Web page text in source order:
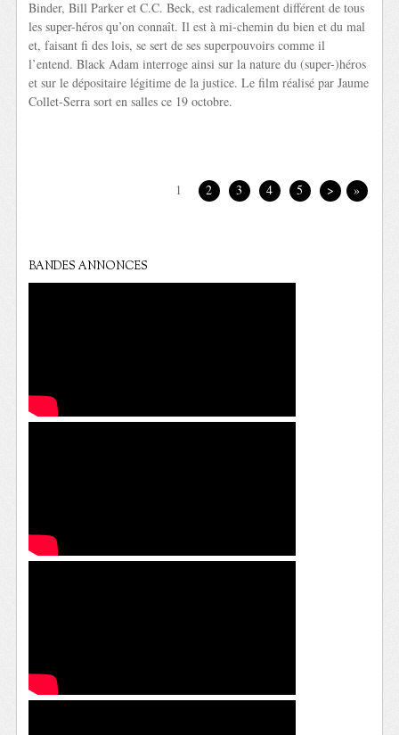
Binder, Bill Parker et C.C. Beck, est radicalement différent de tous
les super-héros qu’on connaît. Il est à mi-chemin du bien et du mal
et, faisant fi des lois, se sert de ses superpouvoirs comme il
l’entend. Black Adam interroge ainsi sur la nature du (super-)héros
et sur le dépositaire légitime de la justice. Le film réalisé par Jaume
Collet-Serra sort en salles ce 19 octobre.
1 2 3 4 5 > »
BANDES ANNONCES